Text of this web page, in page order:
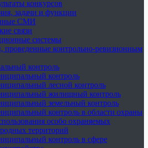
конкурсов
задачи и функции
СМИ
связи
системы
проведенные контрольно-ревизионным
контроль
контроль
лесной контроль
жилищный контроль
земельный контроль
контроль в области охраны
особо охраняемых
территорий
контроль в сфере